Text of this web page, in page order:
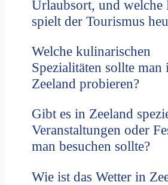
Urlaubsort, und welche
spielt der Tourismus
Welche kulinarischen
Spezialitäten sollte man
Zeeland probieren?
Gibt es in Zeeland
Veranstaltungen oder
man besuchen sollte?
Wie ist das Wetter in